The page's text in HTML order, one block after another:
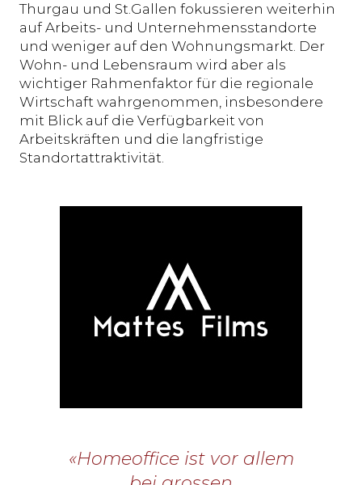
Thurgau und St.Gallen fokussieren weiterhin
auf Arbeits- und Unternehmensstandorte
und weniger auf den Wohnungsmarkt. Der
Wohn- und Lebensraum wird aber als
wichtiger Rahmenfaktor für die regionale
Wirtschaft wahrgenommen, insbesondere
mit Blick auf die Verfügbarkeit von
Arbeitskräften und die langfristige
Standortattraktivität.
«Homeoffice ist vor allem